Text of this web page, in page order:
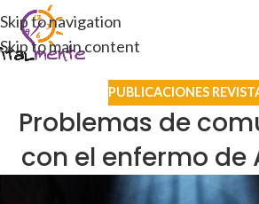
Skip to navigation
Skip to main content
PUBLICACIONES
Problemas de
con el enfermo de